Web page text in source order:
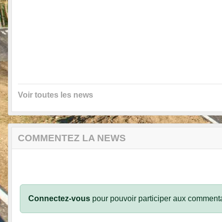
Voir toutes les news
COMMENTEZ LA NEWS
Connectez-vous pour pouvoir participer aux